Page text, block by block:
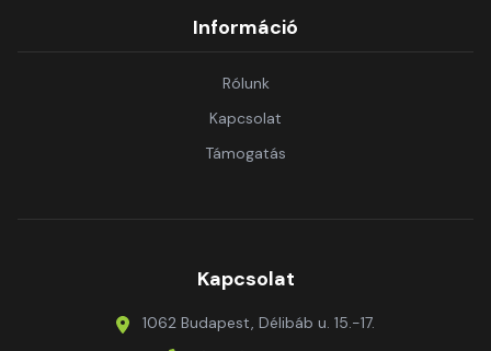
Információ
Rólunk
Kapcsolat
Támogatás
Kapcsolat
1062 Budapest, Délibáb u. 15.-17.